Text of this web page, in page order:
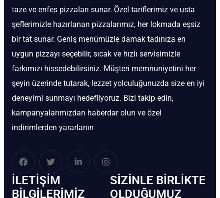
taze ve enfes pizzaları sunar. Özel tariflerimiz ve usta
şeflerimizle hazırlanan pizzalarımız, her lokmada eşsiz
bir tat sunar. Geniş menümüzle damak tadınıza en
uygun pizzayı seçebilir, sıcak ve hızlı servisimizle
farkımızı hissedebilirsiniz. Müşteri memnuniyetini her
şeyin üzerinde tutarak, lezzet yolculuğunuzda size en iyi
deneyimi sunmayı hedefliyoruz. Bizi takip edin,
kampanyalarımızdan haberdar olun ve özel
indirimlerden yararlanın
İLETIŞIM
BİLGILERIMIZ
SIZINLE BIRLIKTE
OLDUĞUMUZ